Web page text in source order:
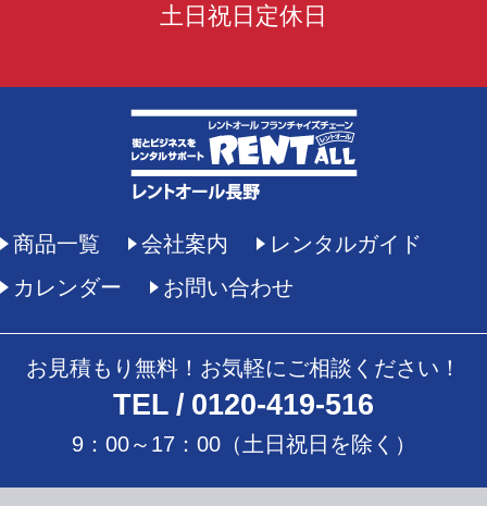
土日祝日定休日
商品一覧 会社案内
レンタルガイド
カレンダー
お問い合わせ
お見積もり無料！お気軽にご相談ください！
TEL 0120-419-516
9：00～17：00（土日祝日を除く）